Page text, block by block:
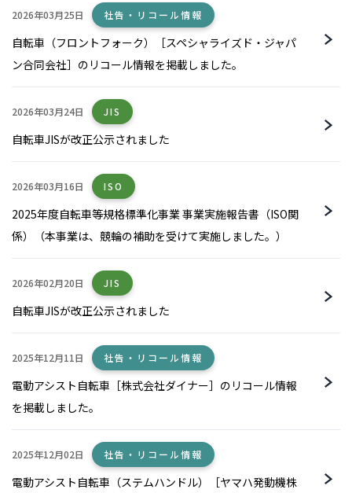
2026年03月25日 社告・リコール情報
自転車（フロントフォーク）［スペシャライズド・ジャパ
ン合同会社］のリコール情報を掲載しました。
2026年03月24日 JIS
自転車JISが改正公示されました
2026年03月16日 ISO
2025年度自転車等規格標準化事業 事業実施報告書（ISO関
係）（本事業は、競輪の補助を受けて実施しました。）
2026年02月20日 JIS
自転車JISが改正公示されました
2025年12月11日 社告・リコール情報
電動アシスト自転車［株式会社ダイナー］のリコール情報
を掲載しました。
2025年12月02日 社告・リコール情報
電動アシスト自転車（ステムハンドル）［ヤマハ発動機株